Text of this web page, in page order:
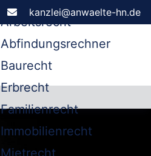
kanzlei@anwaelte-hn.de
Arbeitsrecht
Abfindungsrechner
Baurecht
Erbrecht
Familienrecht
Immobilienrecht
Mietrecht